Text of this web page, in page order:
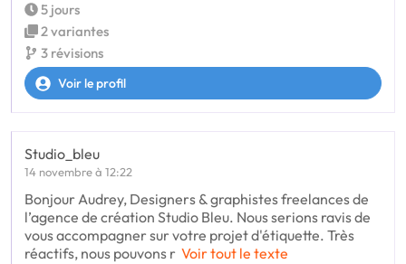
5 jours
2 variantes
3 révisions
Voir le profil
Studio_bleu
14 novembre à 12:22
Bonjour Audrey, Designers & graphistes freelances de
l’agence de création Studio Bleu. Nous serions ravis de
vous accompagner sur votre projet d'étiquette. Très
réactifs, nous pouvons r Voir tout le texte